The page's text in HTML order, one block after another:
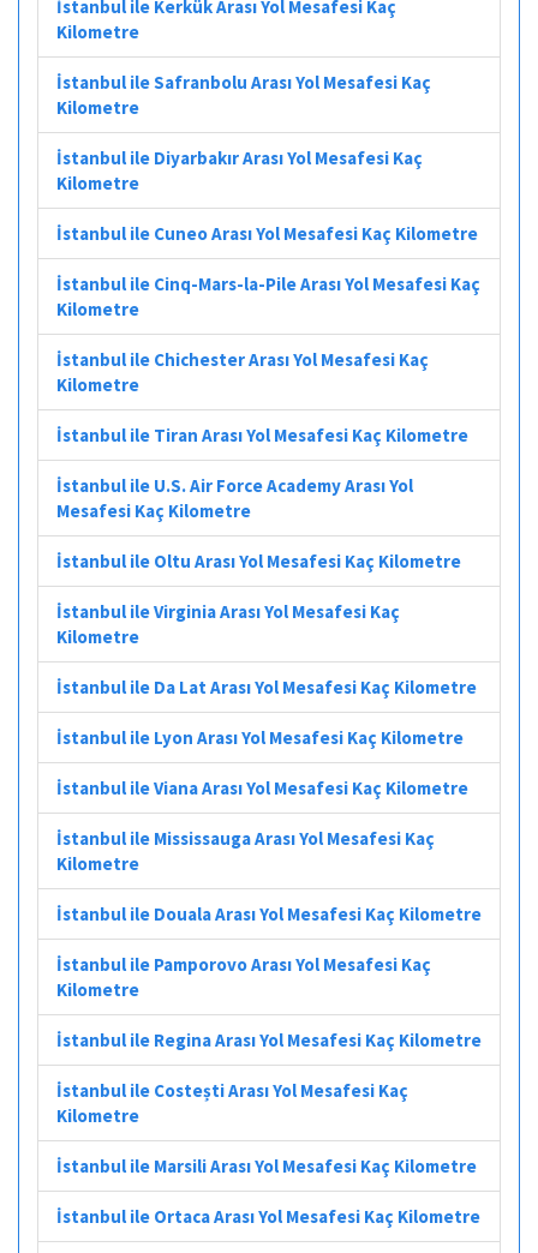
İstanbul ile Kerkük Arası Yol Mesafesi Kaç
Kilometre
İstanbul ile Safranbolu Arası Yol Mesafesi Kaç
Kilometre
İstanbul ile Diyarbakır Arası Yol Mesafesi Kaç
Kilometre
İstanbul ile Cuneo Arası Yol Mesafesi Kaç Kilometre
İstanbul ile Cinq-Mars-la-Pile Arası Yol Mesafesi Kaç
Kilometre
İstanbul ile Chichester Arası Yol Mesafesi Kaç
Kilometre
İstanbul ile Tiran Arası Yol Mesafesi Kaç Kilometre
İstanbul ile U.S. Air Force Academy Arası Yol
Mesafesi Kaç Kilometre
İstanbul ile Oltu Arası Yol Mesafesi Kaç Kilometre
İstanbul ile Virginia Arası Yol Mesafesi Kaç
Kilometre
İstanbul ile Da Lat Arası Yol Mesafesi Kaç Kilometre
İstanbul ile Lyon Arası Yol Mesafesi Kaç Kilometre
İstanbul ile Viana Arası Yol Mesafesi Kaç Kilometre
İstanbul ile Mississauga Arası Yol Mesafesi Kaç
Kilometre
İstanbul ile Douala Arası Yol Mesafesi Kaç Kilometre
İstanbul ile Pamporovo Arası Yol Mesafesi Kaç
Kilometre
İstanbul ile Regina Arası Yol Mesafesi Kaç Kilometre
İstanbul ile Costești Arası Yol Mesafesi Kaç
Kilometre
İstanbul ile Marsili Arası Yol Mesafesi Kaç Kilometre
İstanbul ile Ortaca Arası Yol Mesafesi Kaç Kilometre